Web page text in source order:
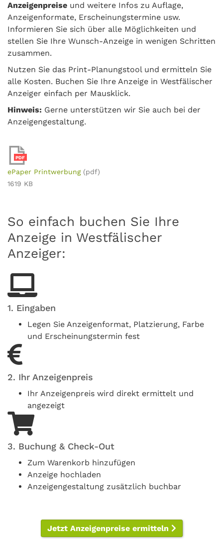
Anzeigenpreise und weitere Infos zu Auflage,
Anzeigenformate, Erscheinungstermine usw.
Informieren Sie sich über alle Möglichkeiten und
stellen Sie Ihre Wunsch-Anzeige in wenigen Schritten
zusammen.
Nutzen Sie das Print-Planungstool und ermitteln Sie
alle Kosten. Buchen Sie Ihre Anzeige in Westfälischer
Anzeiger einfach per Mausklick.
Hinweis: Gerne unterstützen wir Sie auch bei der
Anzeigengestaltung.
PDF
ePaper Printwerbung (pdf)
1619 KB
So einfach buchen Sie Ihre
Anzeige in Westfälischer
Anzeiger:
1. Eingaben
Legen Sie Anzeigenformat, Platzierung, Farbe
und Erscheinungstermin fest
2. Ihr Anzeigenpreis
Ihr Anzeigenpreis wird direkt ermittelt und
angezeigt
3. Buchung & Check-Out
Zum Warenkorb hinzufügen
Anzeige hochladen
Anzeigengestaltung zusätzlich buchbar
Jetzt Anzeigenpreise ermitteln